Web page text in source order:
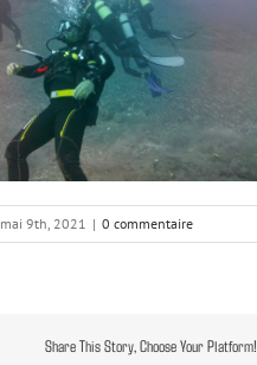
mai 9th, 2021 | 0 commentaire
Share This Story, Choose Your Platform!